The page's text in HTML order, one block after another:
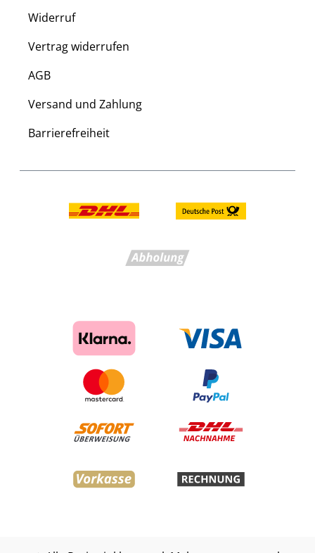
Widerruf
Vertrag widerrufen
AGB
Versand und Zahlung
Barrierefreiheit